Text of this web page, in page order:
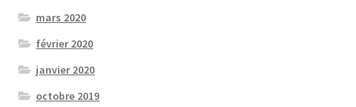
mars 2020
février 2020
janvier 2020
octobre 2019